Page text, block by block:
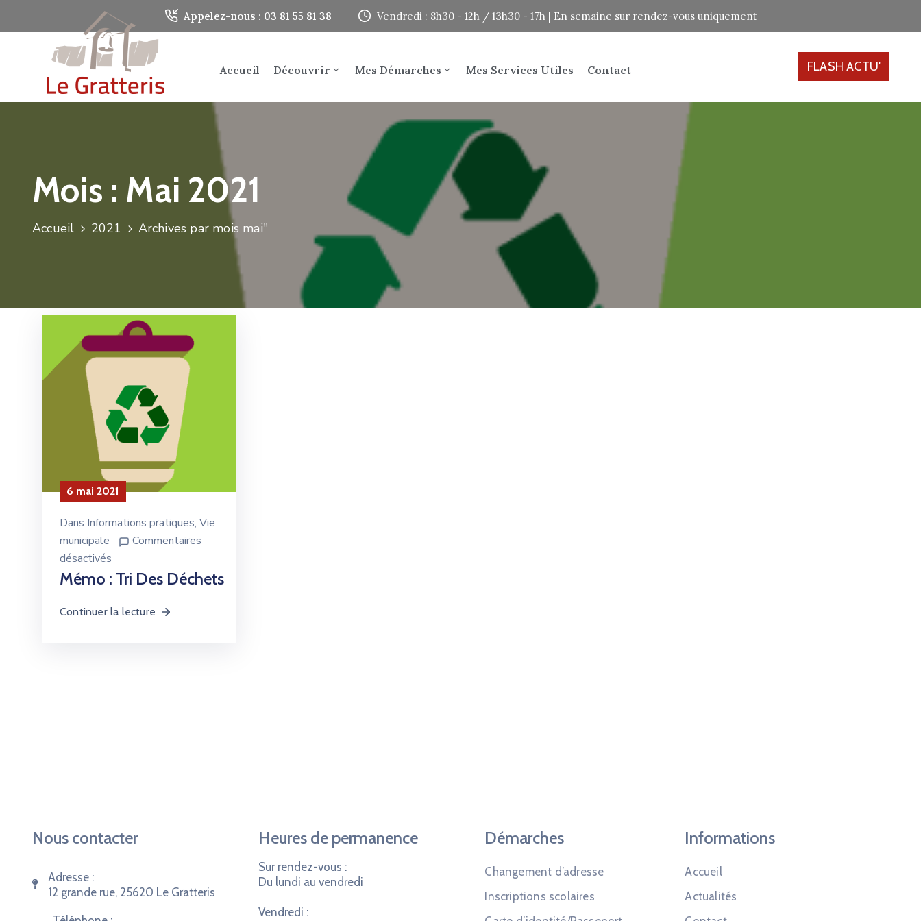
Appelez-nous : 03 81 55 81 38 Vendredi : 8h30 - 12h / 13h30 - 17h | En semaine sur rendez-vous uniquement
Accueil Découvrir Mes Démarches Mes Services Utiles Contact FLASH ACTU'
Mois : Mai 2021
Accueil 2021 Archives par mois mai"
6 mai 2021
Dans Informations pratiques‚ Vie
municipale
Commentaires
désactivés
Mémo : Tri Des Déchets
Continuer la lecture
Nous contacter
Adresse :
12 grande rue, 25620 Le Gratteris
Heures de permanence
Sur rendez-vous :
Du lundi au vendredi
Vendredi :
Démarches
Changement d’adresse
Inscriptions scolaires
Informations
Accueil
Actualités
Panneau de gestion des cookies